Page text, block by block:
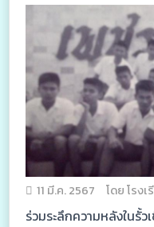
11 มี.ค. 2567 โดย โรง
ร่วมระลึกความหลังในรั้